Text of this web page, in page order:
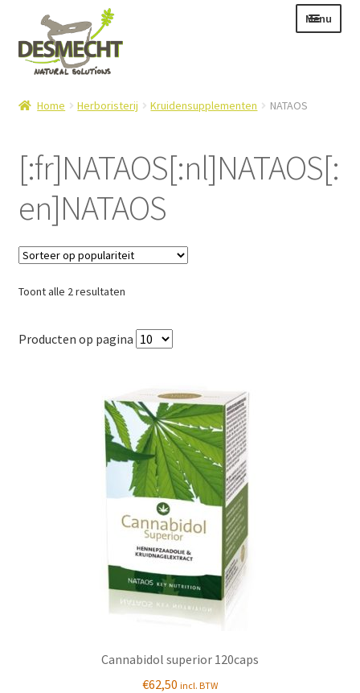
naar
navigatie
de
inhoud
Menu
Contact
Login – Mijn Account
Home Herboristerij Kruidensupplementen NATAOS
[:fr]NATAOS[:nl]NATAOS[:
en]NATAOS
Toont alle 2 resultatenGesorteerd
populariteit
Producten op pagina
Cannabidol superior 120caps
€62,50 incl. BTW